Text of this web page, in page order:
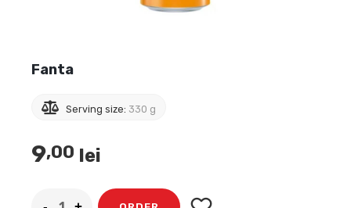
Fanta
Serving size: 330 g
9,00 lei